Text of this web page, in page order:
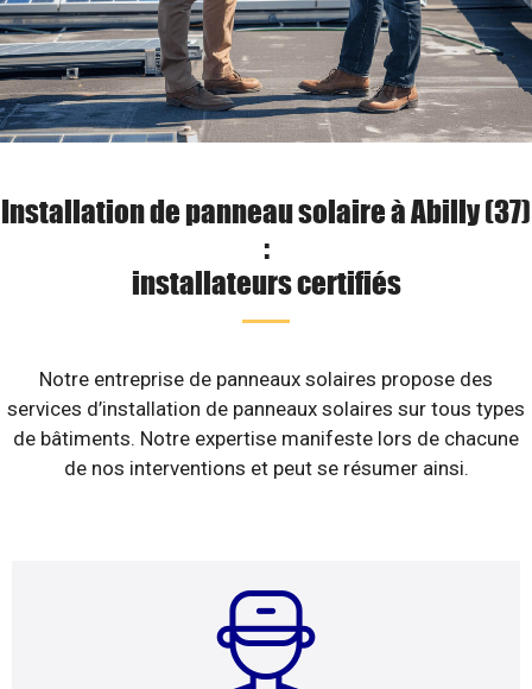
Installation de panneau solaire à Abilly (37)
:
installateurs certifiés
Notre entreprise de panneaux solaires propose des
services d’installation de panneaux solaires sur tous types
de bâtiments. Notre expertise manifeste lors de chacune
de nos interventions et peut se résumer ainsi.